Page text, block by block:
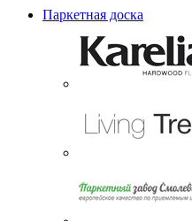
Паркетная доска